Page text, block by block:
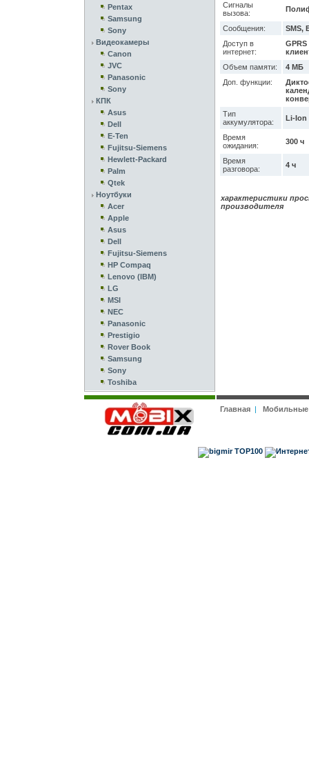
Pentax
Samsung
Sony
Видеокамеры
Canon
JVC
Panasonic
Sony
КПК
Asus
Dell
E-Ten
Fujitsu-Siemens
Hewlett-Packard
Palm
Qtek
Ноутбуки
Acer
Apple
Asus
Dell
Fujitsu-Siemens
HP Compaq
Lenovo (IBM)
LG
MSI
NEC
Panasonic
Prestigio
Rover Book
Samsung
Sony
Toshiba
Сигналы
вызова:
Сообщения:
SMS,
Доступ в
интернет:
GPRS
Объем памяти:
4 МБ
Доп. функции:
Тип
аккумулятора:
Li-Ion
Время
ожидания:
300 ч
Время
разговора:
4 ч
характеристики
производителя
Главная|